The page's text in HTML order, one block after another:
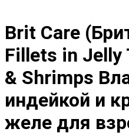
Brit Care
Fillets in Jelly
& Shrimps
индейкой и
желе для